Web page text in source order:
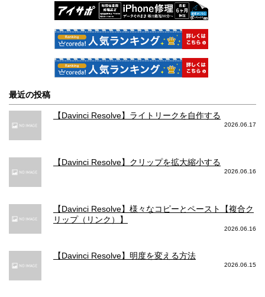
最近の投稿
【Davinci Resolve】ライトリークを自作する
2026.06.17
【Davinci Resolve】クリップを拡大縮小する
2026.06.16
【Davinci Resolve】様々なコピーとペースト【複合ク
リップ（リンク）】
2026.06.16
【Davinci Resolve】明度を変える方法
2026.06.15